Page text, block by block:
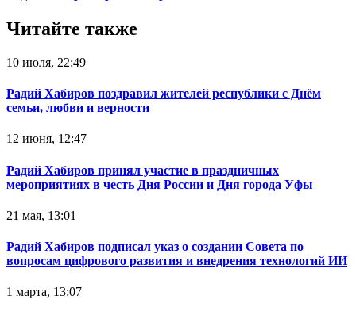
Читайте также
10 июля, 22:49
Радий Хабиров поздравил жителей республики с Днём
семьи, любви и верности
12 июня, 12:47
Радий Хабиров принял участие в праздничных
мероприятиях в честь Дня России и Дня города Уфы
21 мая, 13:01
Радий Хабиров подписал указ о создании Совета по
вопросам цифрового развития и внедрения технологий ИИ
1 марта, 13:07